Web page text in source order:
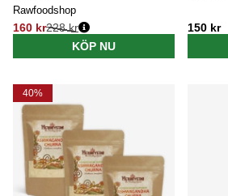
Rawfoodshop
160 kr
Ordinarie pris:
228 kr
KÖP NU
150 kr
40%